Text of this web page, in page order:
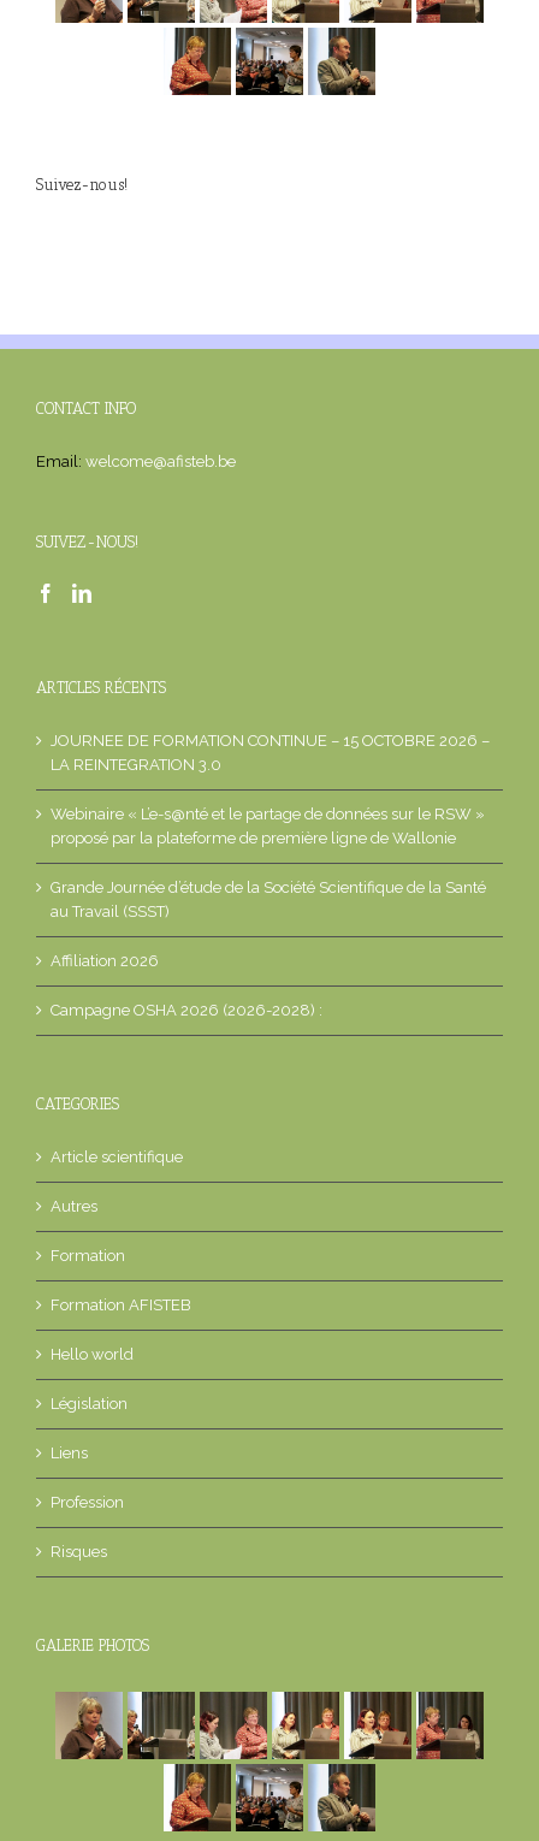
Suivez-nous!
CONTACT INFO
Email: welcome@afisteb.be
SUIVEZ-NOUS!
ARTICLES RÉCENTS
JOURNEE DE FORMATION CONTINUE – 15 OCTOBRE 2026 –
LA REINTEGRATION 3.0
Webinaire « L’e-s@nté et le partage de données sur le RSW »
proposé par la plateforme de première ligne de Wallonie
Grande Journée d’étude de la Société Scientifique de la Santé
au Travail (SSST)
Affiliation 2026
Campagne OSHA 2026 (2026-2028) :
CATEGORIES
Article scientifique
Autres
Formation
Formation AFISTEB
Hello world
Législation
Liens
Profession
Risques
GALERIE PHOTOS